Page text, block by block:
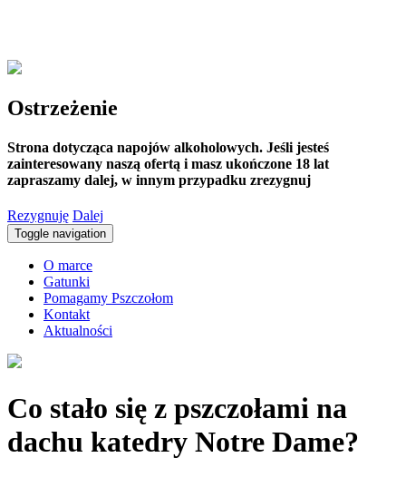
Ostrzeżenie
Strona dotycząca napojów alkoholowych. Jeśli jesteś
zainteresowany naszą ofertą i masz ukończone 18 lat
zapraszamy dalej, w innym przypadku zrezygnuj
Rezygnuję Dalej
Toggle navigation
O marce
Gatunki
Pomagamy Pszczołom
Kontakt
Aktualności
Co stało się z pszczołami na
dachu katedry Notre Dame?